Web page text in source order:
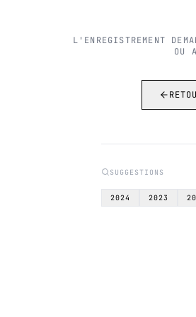
L'ENREGISTREMENT
OU
SUGGESTIONS
2024 2023